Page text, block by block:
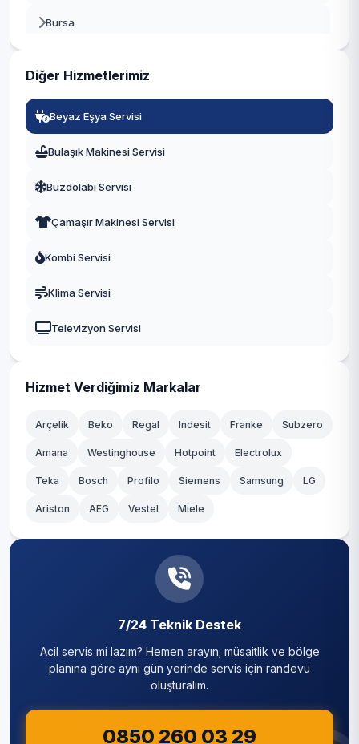
Bursa
Diğer Hizmetlerimiz
Beyaz Eşya Servisi
Bulaşık Makinesi Servisi
Buzdolabı Servisi
Çamaşır Makinesi Servisi
Kombi Servisi
Klima Servisi
Televizyon Servisi
Hizmet Verdiğimiz Markalar
Arçelik Beko Regal Indesit Franke Subzero
Amana Westinghouse Hotpoint Electrolux
Teka Bosch Profilo Siemens Samsung LG
Ariston AEG Vestel Miele
7/24 Teknik Destek
Acil servis mi lazım? Hemen arayın; müsaitlik ve bölge
planına göre aynı gün yerinde servis için randevu
oluşturalım.
0850 260 03 29